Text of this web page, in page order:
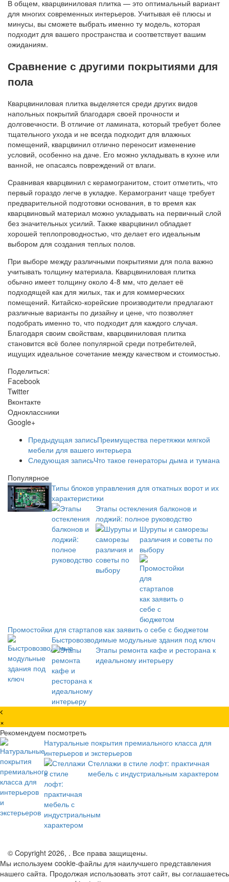
В общем, кварцвиниловая плитка — это оптимальный вариант
для многих современных интерьеров. Учитывая её плюсы и
минусы, вы сможете выбрать именно ту модель, которая
подходит для вашего пространства и соответствует вашим
ожиданиям.
Сравнение с другими покрытиями для
пола
Кварцвиниловая плитка выделяется среди других видов
напольных покрытий благодаря своей прочности и
долговечности. В отличие от ламината, который требует более
тщательного ухода и не всегда подходит для влажных
помещений, кварцвинил отлично переносит изменение
условий, особенно на даче. Его можно укладывать в кухне или
ванной, не опасаясь повреждений от влаги.
Сравнивая кварцвинил с керамогранитом, стоит отметить, что
первый гораздо легче в укладке. Керамогранит чаще требует
предварительной подготовки основания, в то время как
кварцвиновый материал можно укладывать на первичный слой
без значительных усилий. Также кварцвинил обладает
хорошей теплопроводностью, что делает его идеальным
выбором для создания теплых полов.
При выборе между различными покрытиями для пола важно
учитывать толщину материала. Кварцвиниловая плитка
обычно имеет толщину около 4-8 мм, что делает её
подходящей как для жилых, так и для коммерческих
помещений. Китайско-корейские производители предлагают
различные варианты по дизайну и цене, что позволяет
подобрать именно то, что подходит для каждого случая.
Благодаря своим свойствам, кварцвиниловая плитка
становится всё более популярной среди потребителей,
ищущих идеальное сочетание между качеством и стоимостью.
Поделиться:
Facebook
Twitter
Вконтакте
Одноклассники
Google+
Предыдущая записьПреимущества перетяжки мягкой
мебели для вашего интерьера
Следующая записьЧто такое генераторы дыма и тумана
Популярное
Типы блоков управления для откатных ворот и их
характеристики
Этапы остекления балконов и
лоджий: полное руководство
Шурупы и саморезы
различия и советы по
выбору
Промостойки для стартапов как заявить о себе с бюджетом
Быстровозводимые модульные здания под ключ
Этапы ремонта кафе и ресторана к
идеальному интерьеру
×
Рекомендуем посмотреть
Натуральные покрытия премиального класса для
интерьеров и экстерьеров
Стеллажи в стиле лофт: практичная
мебель с индустриальным характером
© Copyright 2026, . Все права защищены.
Мы используем cookie-файлы для наилучшего представления
нашего сайта. Продолжая использовать этот сайт, вы соглашаетесь